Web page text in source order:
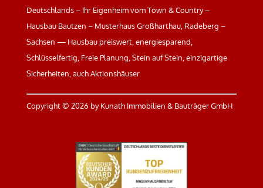
Deutschlands – Ihr Eigenheim vom Town & Country –
Hausbau Bautzen – Musterhaus Großharthau, Radeberg –
Sachsen — Hausbau preiswert, energiesparend,
Schlüsselfertig, Freie Planung, Stein auf Stein, einzigartige
Sicherheiten, auch Aktionshäuser
Copyright © 2026 by Kunath Immobilien & Bauträger GmbH